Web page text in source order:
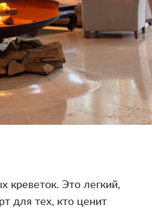
креветок. Это легкий,
для тех, кто ценит